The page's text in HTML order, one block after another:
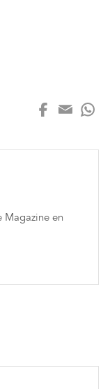
Magazine en